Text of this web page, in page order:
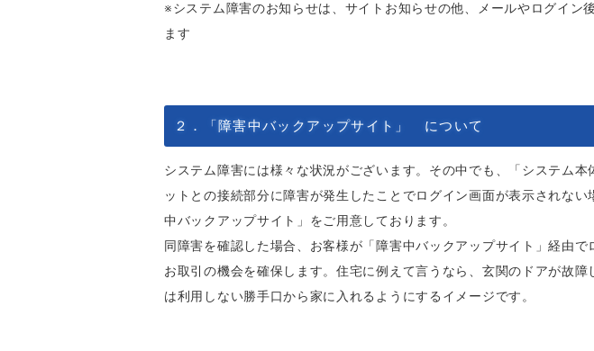
※システム障害のお知らせは、サイトお知らせの他、メールやログイン
ます
２．「障害中バックアップサイト」 について
システム障害には様々な状況がございます。その中でも、「システム
ットとの接続部分に障害が発生したことでログイン画面が表示されな
中バックアップサイト」をご用意しております。
同障害を確認した場合、お客様が「障害中バックアップサイト」経由
お取引の機会を確保します。住宅に例えて言うなら、玄関のドアが故障
は利用しない勝手口から家に入れるようにするイメージです。